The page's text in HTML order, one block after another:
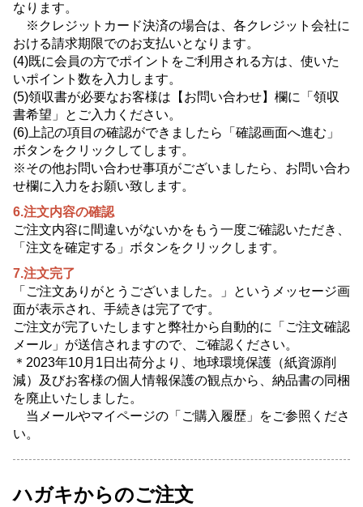
なります。
※クレジットカード決済の場合は、各クレジット会社に
おける請求期限でのお支払いとなります。
(4)既に会員の方でポイントをご利用される方は、使いた
いポイント数を入力します。
(5)領収書が必要なお客様は【お問い合わせ】欄に「領収
書希望」とご入力ください。
(6)上記の項目の確認ができましたら「確認画面へ進む」
ボタンをクリックしてします。
※その他お問い合わせ事項がございましたら、お問い合わ
せ欄に入力をお願い致します。
6.注文内容の確認
ご注文内容に間違いがないかをもう一度ご確認いただき、
「注文を確定する」ボタンをクリックします。
7.注文完了
「ご注文ありがとうございました。」というメッセージ画
面が表示され、手続きは完了です。
ご注文が完了いたしますと弊社から自動的に「ご注文確認
メール」が送信されますので、ご確認ください。
＊2023年10月1日出荷分より、地球環境保護（紙資源削
減）及びお客様の個人情報保護の観点から、納品書の同梱
を廃止いたしました。
当メールやマイページの「ご購入履歴」をご参照くださ
い。
ハガキからのご注文